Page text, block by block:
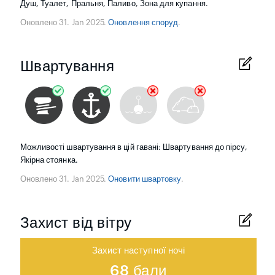
Душ, Туалет, Пральня, Паливо, Зона для купання.
Оновлено 31. Jan 2025.Оновлення споруд.
Швартування
Можливості швартування в цій гавані: Швартування до пірсу,
Якірна стоянка.
Оновлено 31. Jan 2025.Оновити швартовку.
Захист від вітру
Захист наступної ночі
68 бали